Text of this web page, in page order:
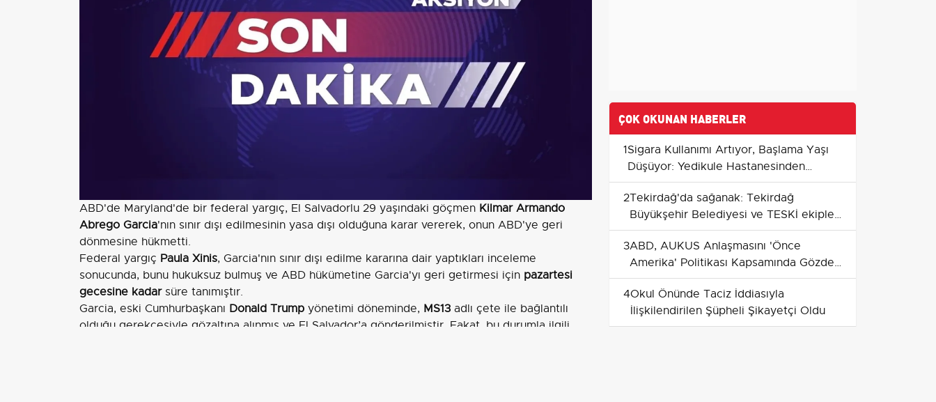
ABD'de Maryland'de bir federal yargıç, El Salvadorlu 29 yaşındaki göçmen Kilmar Armando
Abrego Garcia'nın sınır dışı edilmesinin yasa dışı olduğuna karar vererek, onun ABD'ye geri
dönmesine hükmetti.
Federal yargıç Paula Xinis, Garcia'nın sınır dışı edilme kararına dair yaptıkları inceleme
sonucunda, bunu hukuksuz bulmuş ve ABD hükümetine Garcia'yı geri getirmesi için pazartesi
gecesine kadarsüre tanımıştır.
Garcia, eski Cumhurbaşkanı Donald Trump yönetimi döneminde, MS13 adlı çete ile bağlantılı
olduğu gerekçesiyle gözaltına alınmış ve El Salvador’a gönderilmiştir. Fakat, bu durumla ilgili
ÇOK OKUNAN HABERLER
1Sigara Kullanımı Artıyor, Başlama Yaşı
Düşüyor: Yedikule Hastanesinden
Uyarılar ve Bırakanların Deneyimleri
2Tekirdağ'da sağanak: Tekirdağ
Büyükşehir Belediyesi ve TESKİ ekipleri
teyakkuzda
3ABD, AUKUS Anlaşmasını 'Önce
Amerika' Politikası Kapsamında Gözden
Geçirecek
4Okul Önünde Taciz İddiasıyla
İlişkilendirilen Şüpheli Şikayetçi Oldu